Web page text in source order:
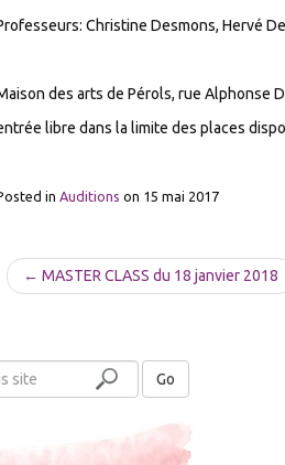
Christine Desmons, Hervé
des arts de Pérols, rue Alphonse
libre dans la limite des places
in Auditions on 15 mai 2017
← MASTER CLASS du 18 janvier 2018
Go